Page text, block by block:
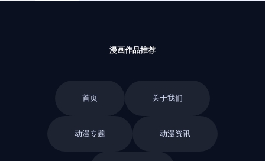
漫画作品推荐
首页 关于我们
动漫专题 动漫资讯